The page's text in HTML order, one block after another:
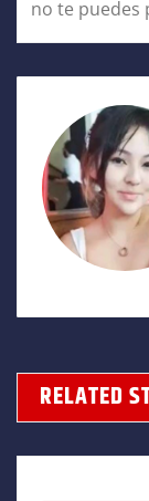
no te puedes
RELATED